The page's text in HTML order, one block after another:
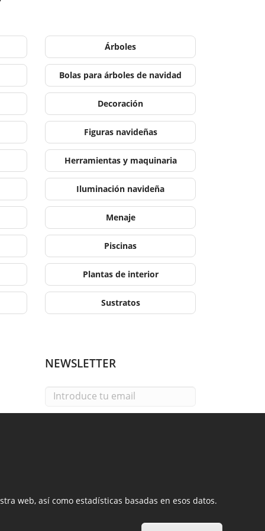
Árboles
Bolas para árboles de navidad
Decoración
Figuras navideñas
Herramientas y maquinaria
Iluminación navideña
Menaje
Piscinas
Plantas de interior
Sustratos
NEWSLETTER
Email
web, así como estadísticas basadas en esos datos.